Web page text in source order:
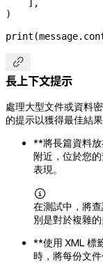
    ],
)
print

長上下文提示
處理大型文件或資料
的提示以獲得最佳結果
**將長篇資料
附近，位於您
表現。

在測試中，將
別是對於複雜的
**使用 XML 標
時，將每份文